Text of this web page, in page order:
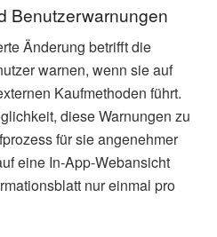
Benutzerwarnungen
Änderung betrifft die
warnen, wenn sie auf
Kaufmethoden führt.
diese Warnungen zu
für sie angenehmer
eine In-App-Webansicht
nur einmal pro